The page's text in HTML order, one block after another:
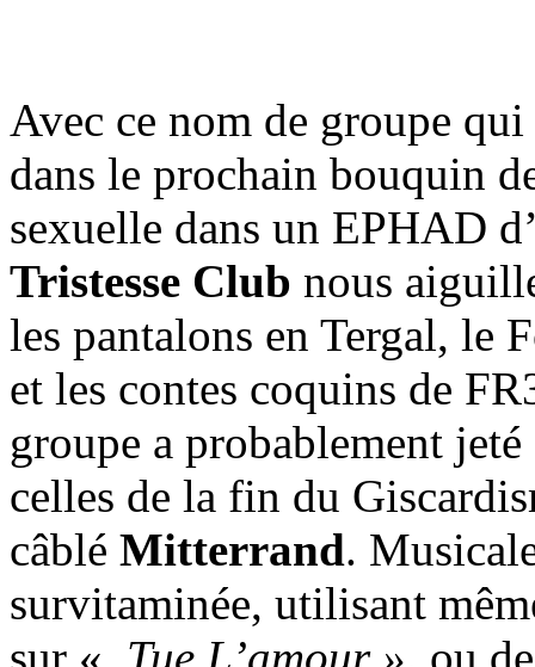
Avec ce nom de groupe
dans le prochain bouquin
sexuelle dans un EPHAD
Tristesse Club nous
les pantalons en Tergal, le
et les contes coquins de
groupe a probablement
celles de la fin du
câblé Mitterrand.
survitaminée, utilisant
sur « Tue L’amour », ou